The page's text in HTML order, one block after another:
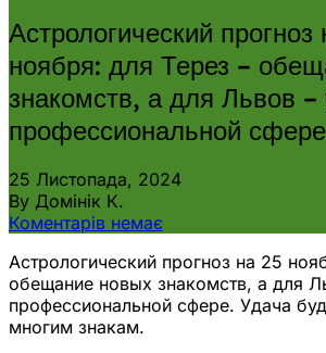
Астрологический прогноз
ноября: для Терез –
знакомств, а для Львов –
профессиональной
25 Листопада, 2024
By Домінік К.
Коментарів немає
Астрологический прогноз на 25
обещание новых знакомств, а для
профессиональной сфере. Удача
многим знакам.